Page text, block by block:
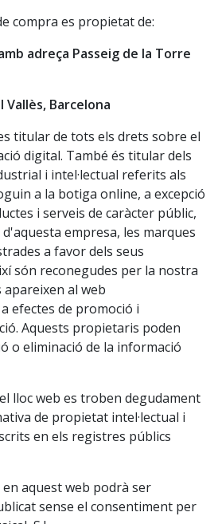
compra es propietat de:
adreça Passeig de la Torre
Vallès, Barcelona
titular de tots els drets sobre el
digital. També és titular dels
i intel·lectual referits als
a la botiga online, a excepció
i serveis de caràcter públic,
empresa, les marques
a favor dels seus
són reconegudes per la nostra
al web
a efectes de promoció i
Aquests propietaris poden
o eliminació de la informació
lloc web es troben degudament
de propietat intel·lectual i
en els registres públics
aquest web podrà ser
sense el consentiment per